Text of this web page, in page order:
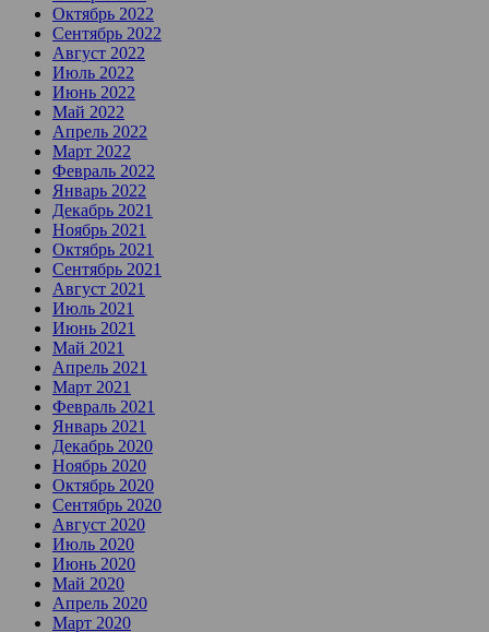
Октябрь 2022
Сентябрь 2022
Август 2022
Июль 2022
Июнь 2022
Май 2022
Апрель 2022
Март 2022
Февраль 2022
Январь 2022
Декабрь 2021
Ноябрь 2021
Октябрь 2021
Сентябрь 2021
Август 2021
Июль 2021
Июнь 2021
Май 2021
Апрель 2021
Март 2021
Февраль 2021
Январь 2021
Декабрь 2020
Ноябрь 2020
Октябрь 2020
Сентябрь 2020
Август 2020
Июль 2020
Июнь 2020
Май 2020
Апрель 2020
Март 2020